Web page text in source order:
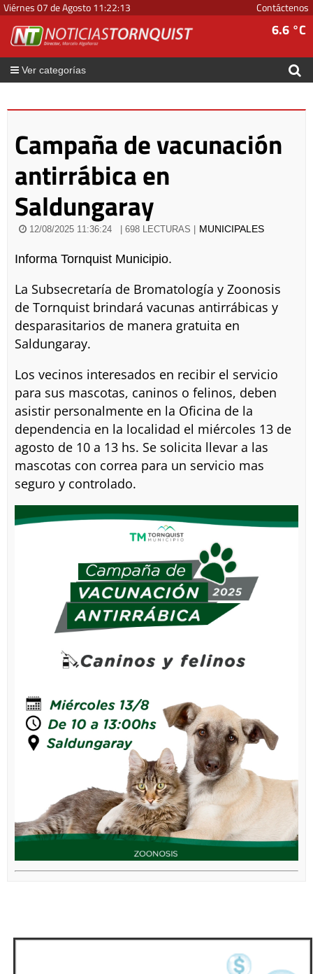
Viérnes 07 de Agosto11:22:13 Contáctenos
6.6 °C
Ver categorías
Campaña de vacunación
antirrábica en
Saldungaray
12/08/2025 11:36:24 | 698 LECTURAS | MUNICIPALES
Informa Tornquist Municipio.
La Subsecretaría de Bromatología y Zoonosis
de Tornquist brindará vacunas antirrábicas y
desparasitarios de manera gratuita en
Saldungaray.
Los vecinos interesados en recibir el servicio
para sus mascotas, caninos o felinos, deben
asistir personalmente en la Oficina de la
dependencia en la localidad el miércoles 13 de
agosto de 10 a 13 hs. Se solicita llevar a las
mascotas con correa para un servicio mas
seguro y controlado.